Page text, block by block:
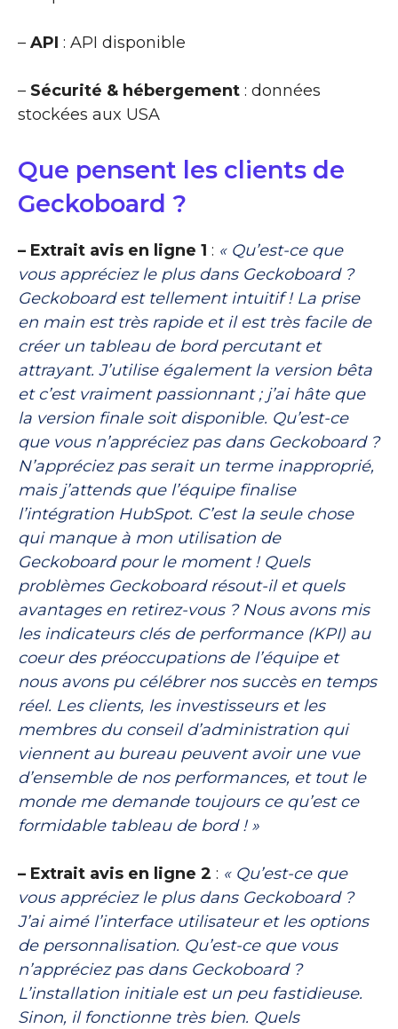
– API : API disponible
– Sécurité & hébergement : données
stockées aux USA
Que pensent les clients de
Geckoboard ?
– Extrait avis en ligne 1 : « Qu’est-ce que
vous appréciez le plus dans Geckoboard ?
Geckoboard est tellement intuitif ! La prise
en main est très rapide et il est très facile de
créer un tableau de bord percutant et
attrayant. J’utilise également la version bêta
et c’est vraiment passionnant ; j’ai hâte que
la version finale soit disponible. Qu’est-ce
que vous n’appréciez pas dans Geckoboard ?
N’appréciez pas serait un terme inapproprié,
mais j’attends que l’équipe finalise
l’intégration HubSpot. C’est la seule chose
qui manque à mon utilisation de
Geckoboard pour le moment ! Quels
problèmes Geckoboard résout-il et quels
avantages en retirez-vous ? Nous avons mis
les indicateurs clés de performance (KPI) au
coeur des préoccupations de l’équipe et
nous avons pu célébrer nos succès en temps
réel. Les clients, les investisseurs et les
membres du conseil d’administration qui
viennent au bureau peuvent avoir une vue
d’ensemble de nos performances, et tout le
monde me demande toujours ce qu’est ce
formidable tableau de bord ! »
– Extrait avis en ligne 2 : « Qu’est-ce que
vous appréciez le plus dans Geckoboard ?
J’ai aimé l’interface utilisateur et les options
de personnalisation. Qu’est-ce que vous
n’appréciez pas dans Geckoboard ?
L’installation initiale est un peu fastidieuse.
Sinon, il fonctionne très bien. Quels